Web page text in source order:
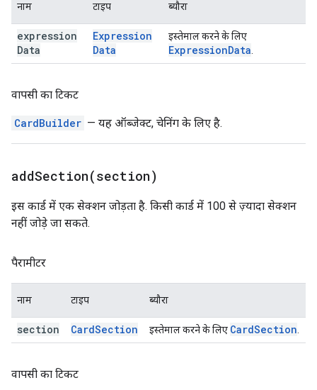
नाम टाइप ब्यौरा
expression
Data
Expression
Data
इस्तेमाल करने के लिए
ExpressionData
वापसी का टिकट
CardBuilder — यह ऑब्जेक्ट, चेनिंग के लिए है.
addSection(section)
इस कार्ड में एक सेक्शन जोड़ता है. किसी कार्ड में 100 से ज़्यादा सेक्शन
नहीं जोड़े जा सकते.
पैरामीटर
नाम टाइप ब्यौरा
section CardSection इस्तेमाल करने के लिए CardSection
वापसी का टिकट